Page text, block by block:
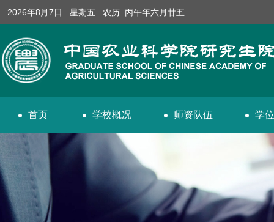
2026年8月7日 星期五 农历 丙午年六月廿五
首页 学校概况 师资队伍 学